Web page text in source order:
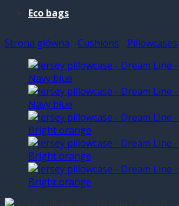
Eco bags
Strona główna Cushions Pillowcases